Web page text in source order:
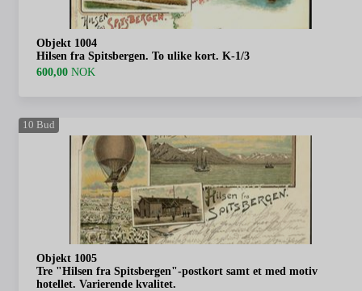
Objekt 1004
Hilsen fra Spitsbergen. To ulike kort. K-1/3
600,00 NOK
10 Bud
Objekt 1005
Tre "Hilsen fra Spitsbergen"-postkort samt et med motiv
hotellet. Varierende kvalitet.